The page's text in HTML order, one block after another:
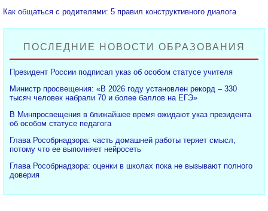
Как общаться с родителями: 5 правил конструктивного диалога
ПОСЛЕДНИЕ НОВОСТИ ОБРАЗОВАНИЯ
Президент России подписал указ об особом статусе учителя
Министр просвещения: «В 2026 году установлен рекорд – 330
тысяч человек набрали 70 и более баллов на ЕГЭ»
В Минпросвещения в ближайшее время ожидают указ президента
об особом статусе педагога
Глава Рособрнадзора: часть домашней работы теряет смысл,
потому что ее выполняет нейросеть
Глава Рособрнадзора: оценки в школах пока не вызывают полного
доверия